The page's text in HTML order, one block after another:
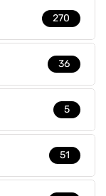
270
36
5
51